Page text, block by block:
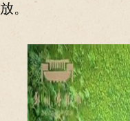
放。